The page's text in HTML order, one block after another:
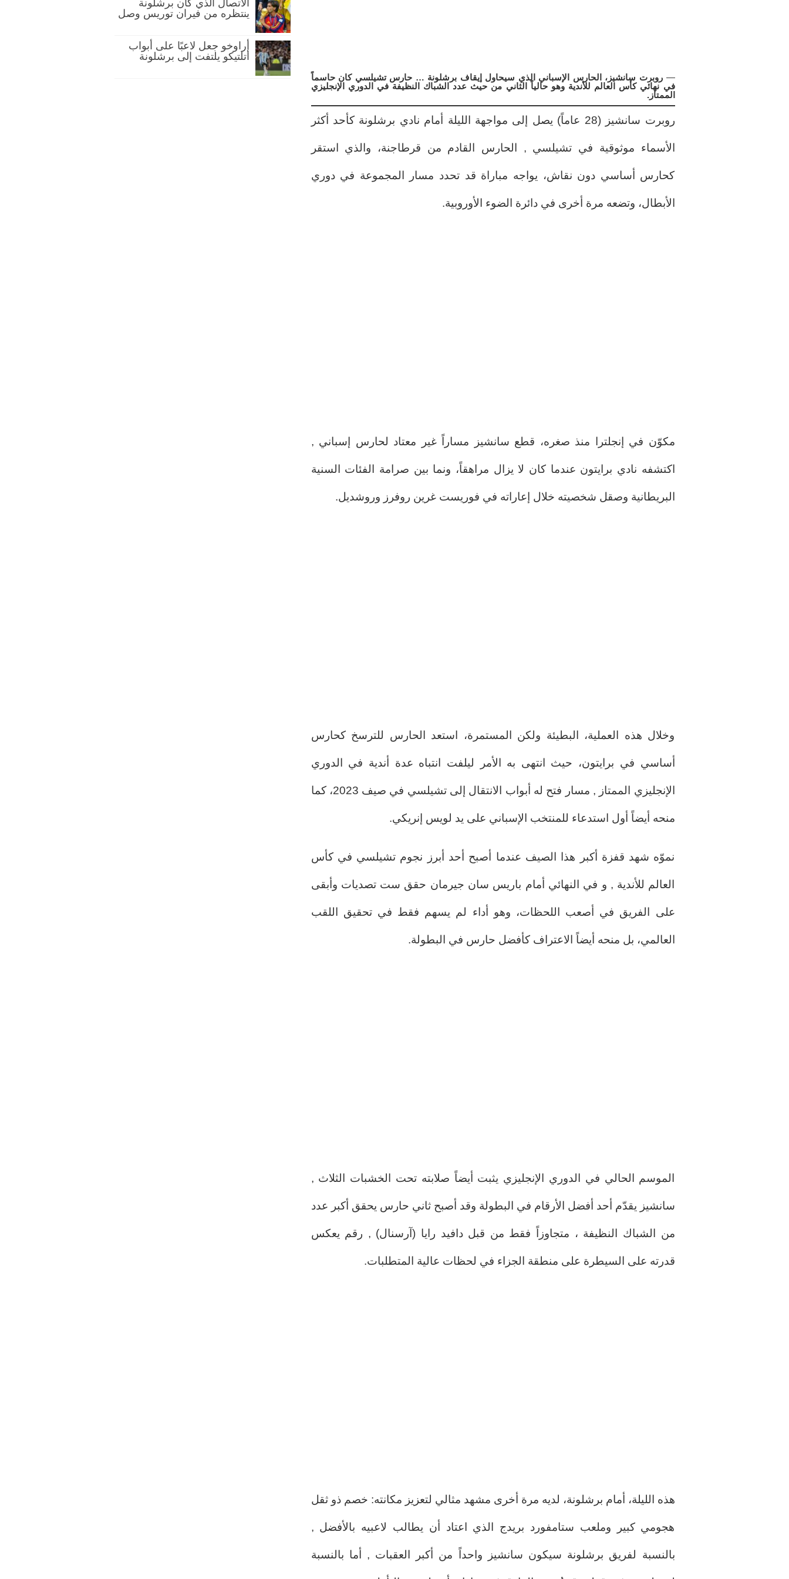
—روبرت سانشيز، الحارس الإسباني الذي سيحاول إيقاف برشلونة … حارس تشيلسي كان حاسماً
في نهائي كأس العالم للأندية وهو حالياً الثاني من حيث عدد الشباك النظيفة في الدوري الإنجليزي
الممتاز.
روبرت سانشيز (28 عاماً) يصل إلى مواجهة الليلة أمام نادي برشلونة كأحد أكثر
الأسماء موثوقية في تشيلسي , الحارس القادم من قرطاجنة، والذي استقر
كحارس أساسي دون نقاش، يواجه مباراة قد تحدد مسار المجموعة في دوري
الأبطال، وتضعه مرة أخرى في دائرة الضوء الأوروبية.
مكوّن في إنجلترا منذ صغره، قطع سانشيز مساراً غير معتاد لحارس إسباني ,
اكتشفه نادي برايتون عندما كان لا يزال مراهقاً، ونما بين صرامة الفئات السنية
البريطانية وصقل شخصيته خلال إعاراته في فوريست غرين روفرز وروشديل.
وخلال هذه العملية، البطيئة ولكن المستمرة، استعد الحارس للترسخ كحارس
أساسي في برايتون، حيث انتهى به الأمر ليلفت انتباه عدة أندية في الدوري
الإنجليزي الممتاز , مسار فتح له أبواب الانتقال إلى تشيلسي في صيف 2023، كما
منحه أيضاً أول استدعاء للمنتخب الإسباني على يد لويس إنريكي.
نموّه شهد قفزة أكبر هذا الصيف عندما أصبح أحد أبرز نجوم تشيلسي في كأس
العالم للأندية , و في النهائي أمام باريس سان جيرمان حقق ست تصديات وأبقى
على الفريق في أصعب اللحظات، وهو أداء لم يسهم فقط في تحقيق اللقب
العالمي، بل منحه أيضاً الاعتراف كأفضل حارس في البطولة.
الموسم الحالي في الدوري الإنجليزي يثبت أيضاً صلابته تحت الخشبات الثلاث ,
سانشيز يقدّم أحد أفضل الأرقام في البطولة وقد أصبح ثاني حارس يحقق أكبر عدد
من الشباك النظيفة ، متجاوزاً فقط من قبل دافيد رايا (آرسنال) , رقم يعكس
قدرته على السيطرة على منطقة الجزاء في لحظات عالية المتطلبات.
هذه الليلة، أمام برشلونة، لديه مرة أخرى مشهد مثالي لتعزيز مكانته: خصم ذو ثقل
هجومي كبير وملعب ستامفورد بريدج الذي اعتاد أن يطالب لاعبيه بالأفضل ,
بالنسبة لفريق برشلونة سيكون سانشيز واحداً من أكبر العقبات , أما بالنسبة
الاتصال الذي كان برشلونة
ينتظره من فيران توريس وصل
أراوخو جعل لاعبًا على أبواب
أتلتيكو يلتفت إلى برشلونة